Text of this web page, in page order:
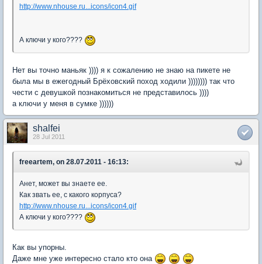
http://www.nhouse.ru...icons/icon4.gif
А ключи у кого????
Нет вы точно маньяк )))) я к сожалению не знаю на пикете не
была мы в ежегодный Брёховский поход ходили )))))))) так что
чести с девушкой познакомиться не представилось ))))
а ключи у меня в сумке ))))))
shalfei
28 Jul 2011
freeartem, on 28.07.2011 - 16:13:
Анет, может вы знаете ее.
Как звать ее, с какого корпуса?
http://www.nhouse.ru...icons/icon4.gif
А ключи у кого????
Как вы упорны.
Даже мне уже интересно стало кто она